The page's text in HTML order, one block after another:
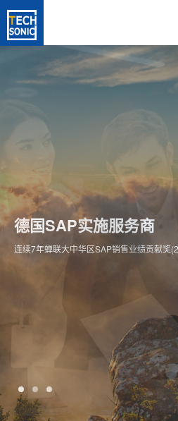
成长型企业软件咨询服
为企业信息化转型提供全价值链ERP解决方
亚太区1600多家成功实
专注成长型企业ERP整体方案供应商
德国SAP实施服务商
连续7年蝉联大中华区SAP销售业绩贡献奖